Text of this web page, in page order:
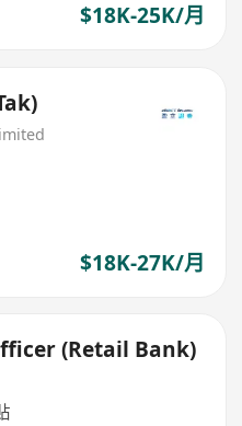
$18K-25K/月
$18K-27K/月
(Retail Bank)